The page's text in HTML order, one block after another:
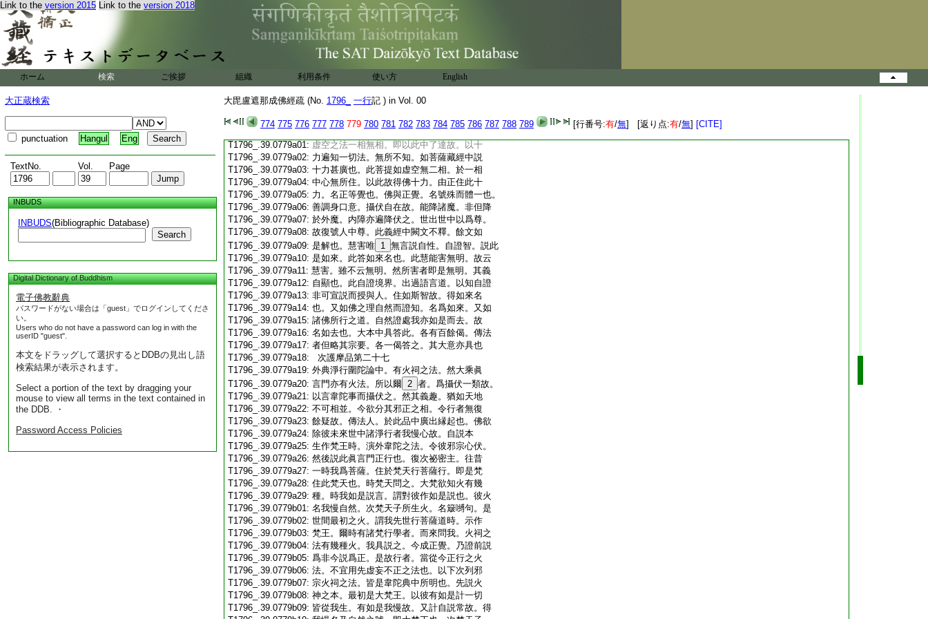
Link to the version 2015 Link to the version 2018
ホーム 検索 ご挨拶 組織 利用条件 使い方 English
大正蔵検索
punctuation Hangul Eng
TextNo. Vol. Page
INBUDS
INBUDS(Bibliographic Database)
Search
Digital Dictionary of Buddhism
電子佛教辭典
パスワードがない場合は「guest」でログインしてくださ
い。
Users who do not have a password can log in with the
userID "guest".
本文をドラッグして選択するとDDBの見出し語
検索結果が表示されます。
Select a portion of the text by dragging your
mouse to view all terms in the text contained in
the DDB. ・
Password Access Policies
大毘盧遮那成佛經疏 (No. 1796_ 一行記 ) in Vol. 00
774 775 776 777 778 779 780 781 782 783 784 785 786 787 788 789 [行番号:有/無] [返り点:有/無] [CITE]
T1796_.39.0778c19:相無分別。又虚空無相而衆徳所依。萬像依
T1796_.39.0778c20: 之而立。菩提亦如是。畢竟無相無分別。而具
T1796_.39.0778c21:一切功徳也。於如實相欲求證達。是名菩提
T1796_.39.0778c22:
也。次釋佛義。十地得成。自在善通達。知法
空如幻。此一切同趣行。知一切世間於佛得
T1796_.39.0778c24:名。此答佛義也。謂滿足十地自在通達。於一
T1796_.39.0778c25:一地中。皆善通達而得自在。了知諸法同於
T1796_.39.0778c26:空幻。又知衆生深心所行各各趣向。以有斯
T1796_.39.0778c27:
徳故。一切世間號之爲佛。佛之名字因斯而
T1796_.39.0778c28: 起也。虚空相法。無二唯一相。十力佛是名正
T1796_.39.0779a01: 虚空之法一相無相。即以此中了達故。以十
T1796_.39.0779a02: 力遍知一切法。無所不知。如菩薩藏經中説
T1796_.39.0779a03: 十力甚廣也。此菩提如虚空無二相。於一相
T1796_.39.0779a04: 中心無所住。以此故得佛十力。由正住此十
T1796_.39.0779a05: 力。名正等覺也。佛與正覺。名號殊而體一也。
T1796_.39.0779a06: 善調身口意。攝伏自在故。能降諸魔。非但降
T1796_.39.0779a07: 於外魔。内障亦遍降伏之。世出世中以爲尊。
T1796_.39.0779a08: 故復號人中尊。此義經中闕文不釋。餘文如
T1796_.39.0779a09: 是解也。慧害唯 1 無言説自性。自證智。説此
T1796_.39.0779a10: 是如來。此答如來名也。此慧能害無明。故云
T1796_.39.0779a11: 慧害。雖不云無明。然所害者即是無明。其義
T1796_.39.0779a12: 自顯也。此自證境界。出過語言道。以知自證
T1796_.39.0779a13: 非可宣説而授與人。住如斯智故。得如來名
T1796_.39.0779a14: 也。又如佛之理自然而證知。名爲如來。又如
T1796_.39.0779a15: 諸佛所行之道。自然證處我亦如是而去。故
T1796_.39.0779a16: 名如去也。大本中具答此。各有百餘偈。傳法
T1796_.39.0779a17: 者但略其宗要。各一偈答之。其大意亦具也
T1796_.39.0779a18:
次護摩品第二十七
T1796_.39.0779a19: 外典淨行圍陀論中。有火祠之法。然大乘眞
T1796_.39.0779a20: 言門亦有火法。所以爾 2 者。爲攝伏一類故。
T1796_.39.0779a21: 以言韋陀事而攝伏之。然其義趣。猶如天地
T1796_.39.0779a22: 不可相並。今欲分其邪正之相。令行者無復
T1796_.39.0779a23: 餘疑故。傳法人。於此品中廣出縁起也。佛欲
T1796_.39.0779a24: 除彼未來世中諸淨行者我慢心故。自説本
T1796_.39.0779a25: 生作梵王時。演外韋陀之法。令彼邪宗心伏。
T1796_.39.0779a26: 然後説此眞言門正行也。復次祕密主。往昔
T1796_.39.0779a27: 一時我爲菩薩。住於梵天行菩薩行。即是梵
T1796_.39.0779a28: 住此梵天也。時梵天問之。大梵欲知火有幾
T1796_.39.0779a29: 種。時我如是説言。謂對彼作如是説也。彼火
T1796_.39.0779b01: 名我慢自然。次梵天子所生火。名簸嚩句。是
T1796_.39.0779b02: 世間最初之火。謂我先世行菩薩道時。示作
T1796_.39.0779b03: 梵王。爾時有諸梵行學者。而來問我。火祠之
T1796_.39.0779b04: 法有幾種火。我具説之。今成正覺。乃證前説
T1796_.39.0779b05: 爲非今説爲正。是故行者。當從今正行之火
T1796_.39.0779b06: 法。不宜用先虚妄不正之法也。以下次列邪
T1796_.39.0779b07: 宗火祠之法。皆是韋陀典中所明也。先説火
T1796_.39.0779b08: 神之本。最初是大梵王。以彼有如是計一切
T1796_.39.0779b09: 皆從我生。有如是我慢故。又計自説常故。得